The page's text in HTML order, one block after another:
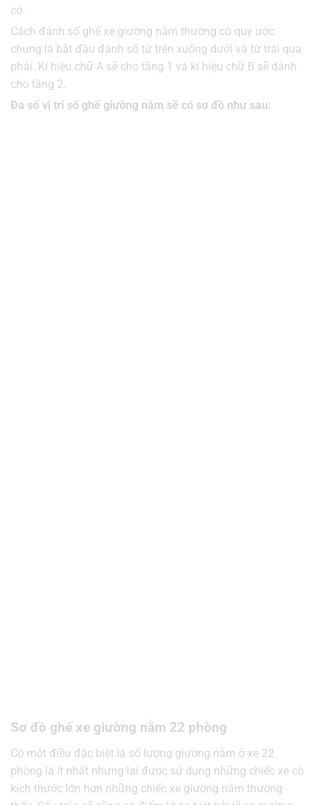
có.
Cách đánh số ghế xe giường nằm thường có quy ước
chung là bắt đầu đánh số từ trên xuống dưới và từ trái qua
phải. Kí hiệu chữ A sẽ cho tầng 1 và kí hiệu chữ B sẽ dành
cho tầng 2.
Đa số vị trí số ghế giường nằm sẽ có sơ đồ như sau:
Sơ đồ ghế xe giường nằm 22 phòng
Có một điều đặc biệt là số lượng giường nằm ở xe 22
phòng là ít nhất nhưng lại được sử dụng những chiếc xe có
kích thước lớn hơn những chiếc xe giường nằm thường